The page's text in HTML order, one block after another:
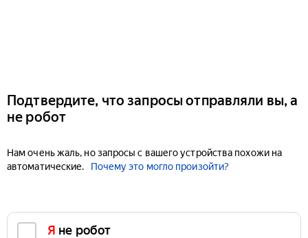
Подтвердите, что запросы отправляли вы, а
не робот
Нам очень жаль, но запросы с вашего устройства похожи на
автоматические.
Почему это могло произойти?
Я не робот